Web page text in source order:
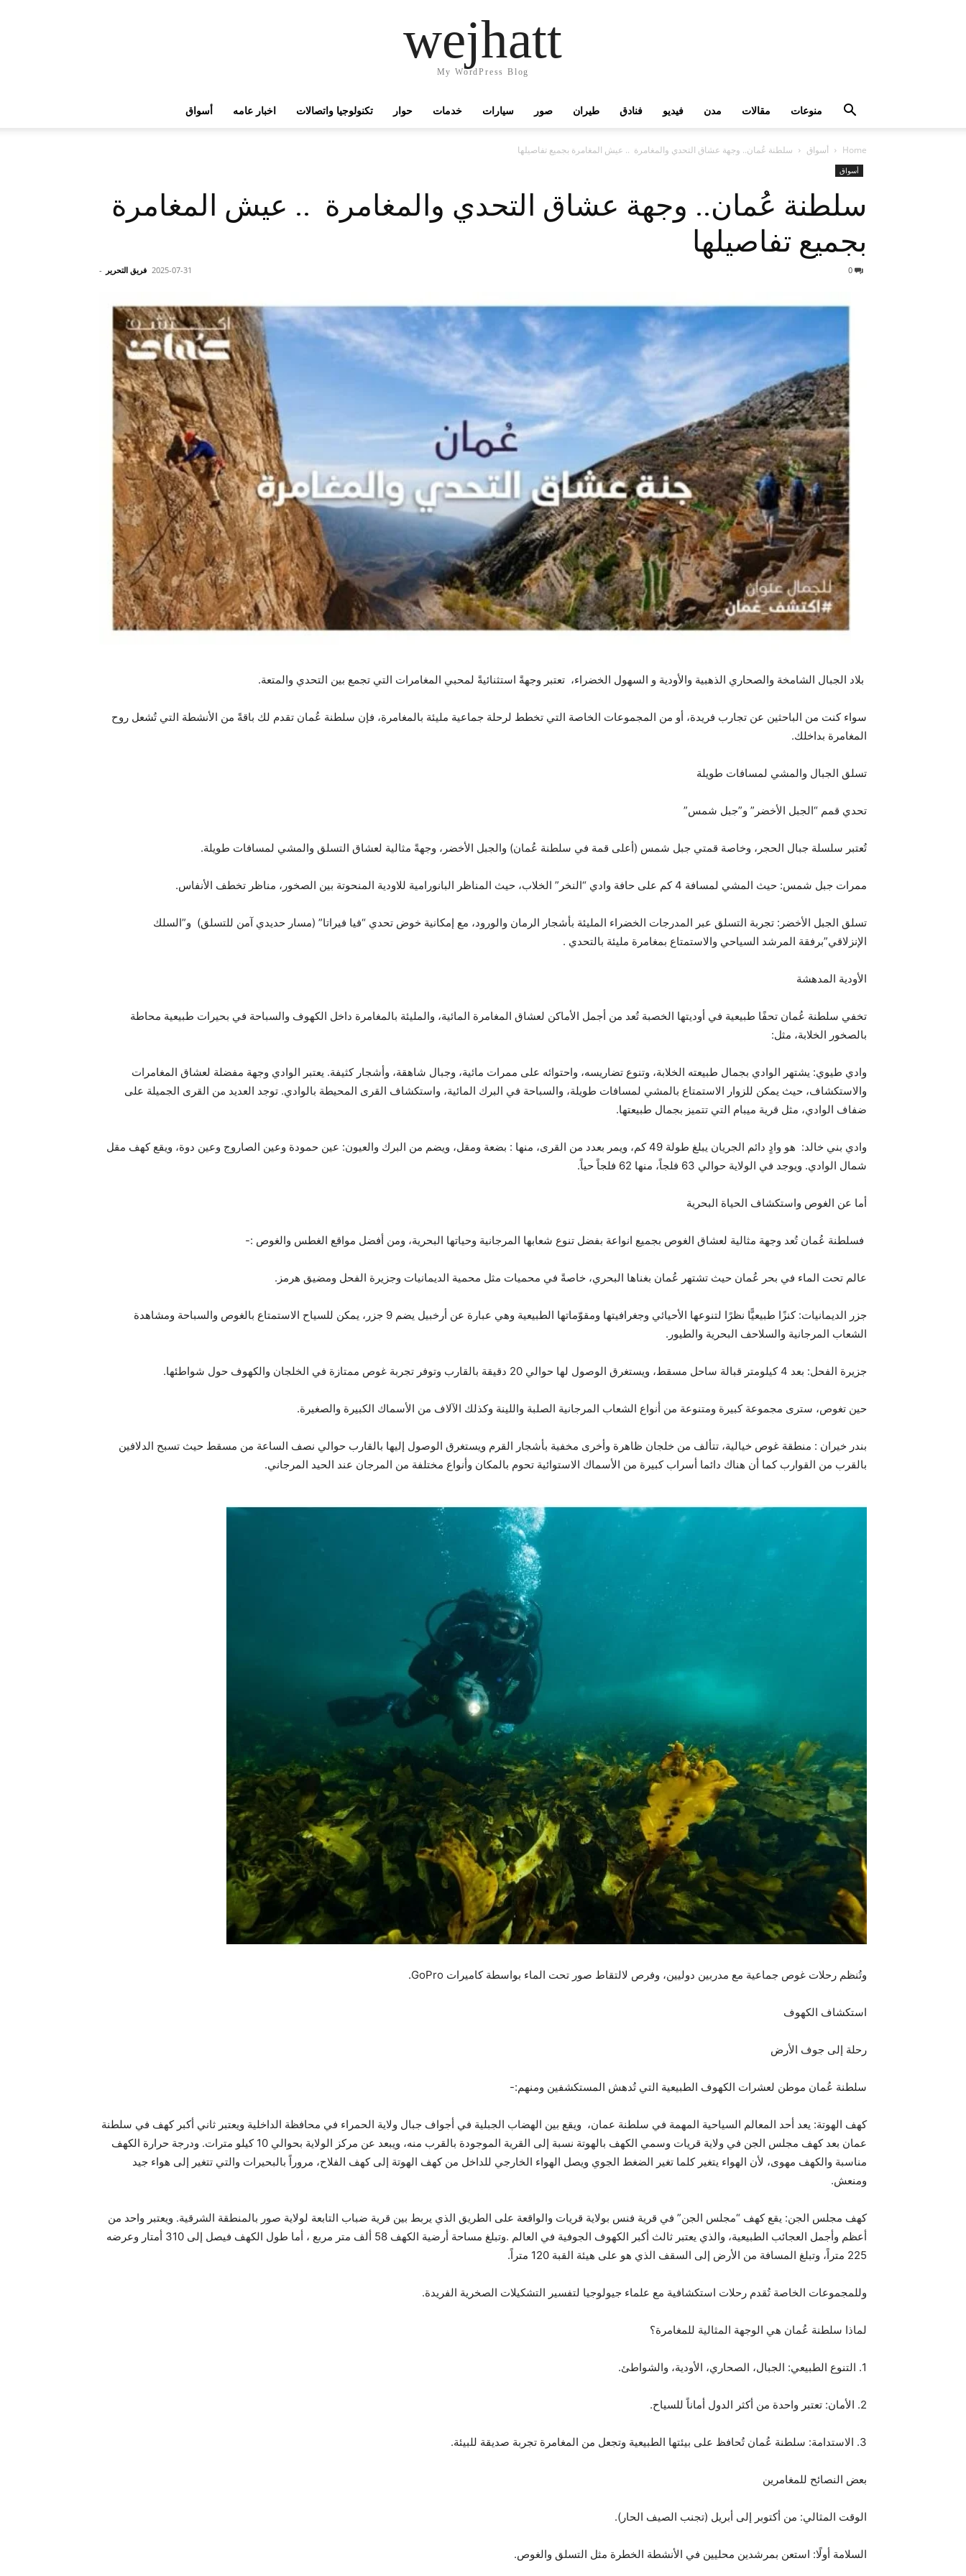
wejhatt
My WordPress Blog
أسواق اخبار عامه تكنولوجيا واتصالات حوار خدمات سيارات صور طيران فنادق فيديو مدن مقالات منوعات
Home أسواق سلطنة عُمان.. وجهة عشاق التحدي والمغامرة .. عيش المغامرة بجميع تفاصيلها
أسواق
سلطنة عُمان.. وجهة عشاق التحدي والمغامرة .. عيش المغامرة
بجميع تفاصيلها
فريق التحرير - 2025-07-31
بلاد الجبال الشامخة والصحاري الذهبية والأودية و السهول الخضراء، تعتبر وجهةً استثنائيةً لمحبي المغامرات التي تجمع بين التحدي والمتعة.
سواء كنت من الباحثين عن تجارب فريدة، أو من المجموعات الخاصة التي تخطط لرحلة جماعية مليئة بالمغامرة، فإن سلطنة عُمان تقدم لك باقةً من الأنشطة التي تُشعل روح
المغامرة بداخلك.
تسلق الجبال والمشي لمسافات طويلة
تحدي قمم “الجبل الأخضر” و”جبل شمس”
تُعتبر سلسلة جبال الحجر، وخاصة قمتي جبل شمس (أعلى قمة في سلطنة عُمان) والجبل الأخضر، وجهةً مثالية لعشاق التسلق والمشي لمسافات طويلة.
ممرات جبل شمس: حيث المشي لمسافة 4 كم على حافة وادي “النخر” الخلاب، حيث المناظر البانورامية للاودية المنحوتة بين الصخور، مناظر تخطف الأنفاس.
تسلق الجبل الأخضر: تجربة التسلق عبر المدرجات الخضراء المليئة بأشجار الرمان والورود، مع إمكانية خوض تحدي “فيا فيراتا” (مسار حديدي آمن للتسلق) و”السلك
الإنزلاقي”برفقة المرشد السياحي والاستمتاع بمغامرة مليئة بالتحدي .
الأودية المدهشة
تخفي سلطنة عُمان تحفًا طبيعية في أوديتها الخصبة تُعد من أجمل الأماكن لعشاق المغامرة المائية، والمليئة بالمغامرة داخل الكهوف والسباحة في بحيرات طبيعية محاطة
بالصخور الخلابة، مثل:
وادي طيوي: يشتهر الوادي بجمال طبيعته الخلابة، وتنوع تضاريسه، واحتوائه على ممرات مائية، وجبال شاهقة، وأشجار كثيفة. يعتبر الوادي وجهة مفضلة لعشاق المغامرات
والاستكشاف، حيث يمكن للزوار الاستمتاع بالمشي لمسافات طويلة، والسباحة في البرك المائية، واستكشاف القرى المحيطة بالوادي. توجد العديد من القرى الجميلة على
ضفاف الوادي، مثل قرية ميبام التي تتميز بجمال طبيعتها.
وادي بني خالد: هو وادٍ دائم الجريان يبلغ طولة 49 كم، ويمر بعدد من القرى، منها : بضعة ومقل، ويضم من البرك والعيون: عين حمودة وعين الصاروج وعين دوة، ويقع كهف مقل
شمال الوادي. ويوجد في الولاية حوالي 63 فلجاً، منها 62 فلجاً حياً.
أما عن الغوص واستكشاف الحياة البحرية
فسلطنة عُمان تُعد وجهة مثالية لعشاق الغوص بجميع انواعة بفضل تنوع شعابها المرجانية وحياتها البحرية، ومن أفضل مواقع الغطس والغوص :-
عالم تحت الماء في بحر عُمان حيث تشتهر عُمان بغناها البحري، خاصةً في محميات مثل محمية الديمانيات وجزيرة الفحل ومضيق هرمز.
جزر الديمانيات: كنزًا طبيعيًّا نظرًا لتنوعها الأحيائي وجغرافيتها ومقوّماتها الطبيعية وهي عبارة عن أرخبيل يضم 9 جزر، يمكن للسياح الاستمتاع بالغوص والسباحة ومشاهدة
الشعاب المرجانية والسلاحف البحرية والطيور.
جزيرة الفحل: بعد 4 كيلومتر قبالة ساحل مسقط، ويستغرق الوصول لها حوالي 20 دقيقة بالقارب وتوفر تجربة غوص ممتازة في الخلجان والكهوف حول شواطئها.
حين تغوص، سترى مجموعة كبيرة ومتنوعة من أنواع الشعاب المرجانية الصلبة واللينة وكذلك الآلاف من الأسماك الكبيرة والصغيرة.
بندر خيران : منطقة غوص خيالية، تتألف من خلجان ظاهرة وأخرى مخفية بأشجار القرم ويستغرق الوصول إليها بالقارب حوالي نصف الساعة من مسقط حيث تسبح الدلافين
بالقرب من القوارب كما أن هناك دائما أسراب كبيرة من الأسماك الاستوائية تحوم بالمكان وأنواع مختلفة من المرجان عند الحيد المرجاني.
وتُنظم رحلات غوص جماعية مع مدربين دوليين، وفرص لالتقاط صور تحت الماء بواسطة كاميرات GoPro.
استكشاف الكهوف
رحلة إلى جوف الأرض
سلطنة عُمان موطن لعشرات الكهوف الطبيعية التي تُدهش المستكشفين ومنهم:-
كهف الهوتة: يعد أحد المعالم السياحية المهمة في سلطنة عمان، ويقع بين الهضاب الجبلية في أجواف جبال ولاية الحمراء في محافظة الداخلية ويعتبر ثاني أكبر كهف في سلطنة
عمان بعد كهف مجلس الجن في ولاية قريات وسمي الكهف بالهوتة نسبة إلى القرية الموجودة بالقرب منه، ويبعد عن مركز الولاية بحوالي 10 كيلو مترات. ودرجة حرارة الكهف
مناسبة والكهف مهوى، لأن الهواء يتغير كلما تغير الضغط الجوي ويصل الهواء الخارجي للداخل من كهف الهوتة إلى كهف الفلاح، مروراً بالبحيرات والتي تتغير إلى هواء جيد
ومنعش.
كهف مجلس الجن: يقع كهف “مجلس الجن” في قرية فنس بولاية قريات والواقعة على الطريق الذي يربط بين قرية ضباب التابعة لولاية صور بالمنطقة الشرقية. ويعتبر واحد من
أعظم وأجمل العجائب الطبيعية، والذي يعتبر ثالث أكبر الكهوف الجوفية في العالم .وتبلغ مساحة أرضية الكهف 58 ألف متر مربع ، أما طول الكهف فيصل إلى 310 أمتار وعرضه
225 متراً، وتبلغ المسافة من الأرض إلى السقف الذي هو على هيئة القبة 120 متراً.
وللمجموعات الخاصة تُقدم رحلات استكشافية مع علماء جيولوجيا لتفسير التشكيلات الصخرية الفريدة.
لماذا سلطنة عُمان هي الوجهة المثالية للمغامرة؟
1. التنوع الطبيعي: الجبال، الصحاري، الأودية، والشواطئ.
2. الأمان: تعتبر واحدة من أكثر الدول أماناً للسياح.
3. الاستدامة: سلطنة عُمان تُحافظ على بيئتها الطبيعية وتجعل من المغامرة تجربة صديقة للبيئة.
بعض النصائح للمغامرين
الوقت المثالي: من أكتوبر إلى أبريل (تجنب الصيف الحار).
السلامة أولًا: استعن بمرشدين محليين في الأنشطة الخطرة مثل التسلق والغوص.